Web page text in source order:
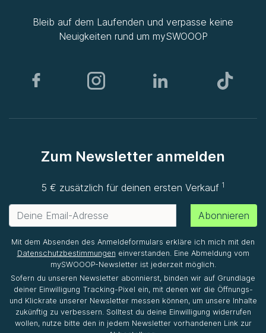
Bleib auf dem Laufenden und verpasse keine
Neuigkeiten rund um mySWOOOP
Zum Newsletter anmelden
5 € zusätzlich für deinen ersten Verkauf1
Abonnieren
Mit dem Absenden des Anmeldeformulars erkläre ich mich mit den
Datenschutzbestimmungen einverstanden. Eine Abmeldung vom
mySWOOOP-Newsletter ist jederzeit möglich.
Sofern du unseren Newsletter abonnierst, binden wir auf Grundlage
deiner Einwilligung Tracking-Pixel ein, mit denen wir die Öffnungs-
und Klickrate unserer Newsletter messen können, um unsere Inhalte
zukünftig zu verbessern. Solltest du deine Einwilligung widerrufen
wollen, nutze bitte den in jedem Newsletter vorhandenen Link zur